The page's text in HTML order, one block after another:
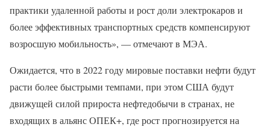
практики удаленной работы и рост доли электрокаров и
более эффективных транспортных средств компенсируют
возросшую мобильность», — отмечают в МЭА.
Ожидается, что в 2022 году мировые поставки нефти будут
расти более быстрыми темпами, при этом США будут
движущей силой прироста нефтедобычи в странах, не
входящих в альянс ОПЕК+, где рост прогнозируется на